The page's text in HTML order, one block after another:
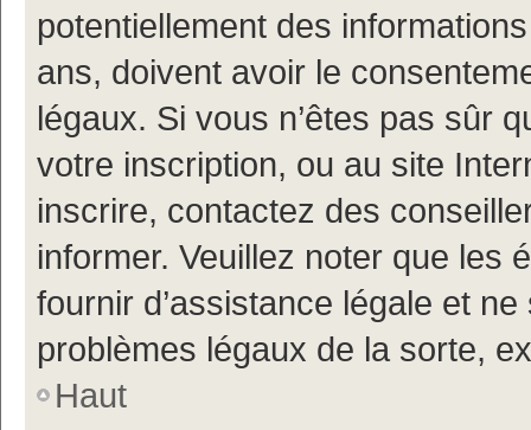
potentiellement des
ans, doivent avoir le
légaux. Si vous n’êtes pas sûr
votre inscription, ou au site
inscrire, contactez des
informer. Veuillez noter que les
fournir d’assistance légale et
problèmes légaux de la sorte,
Haut